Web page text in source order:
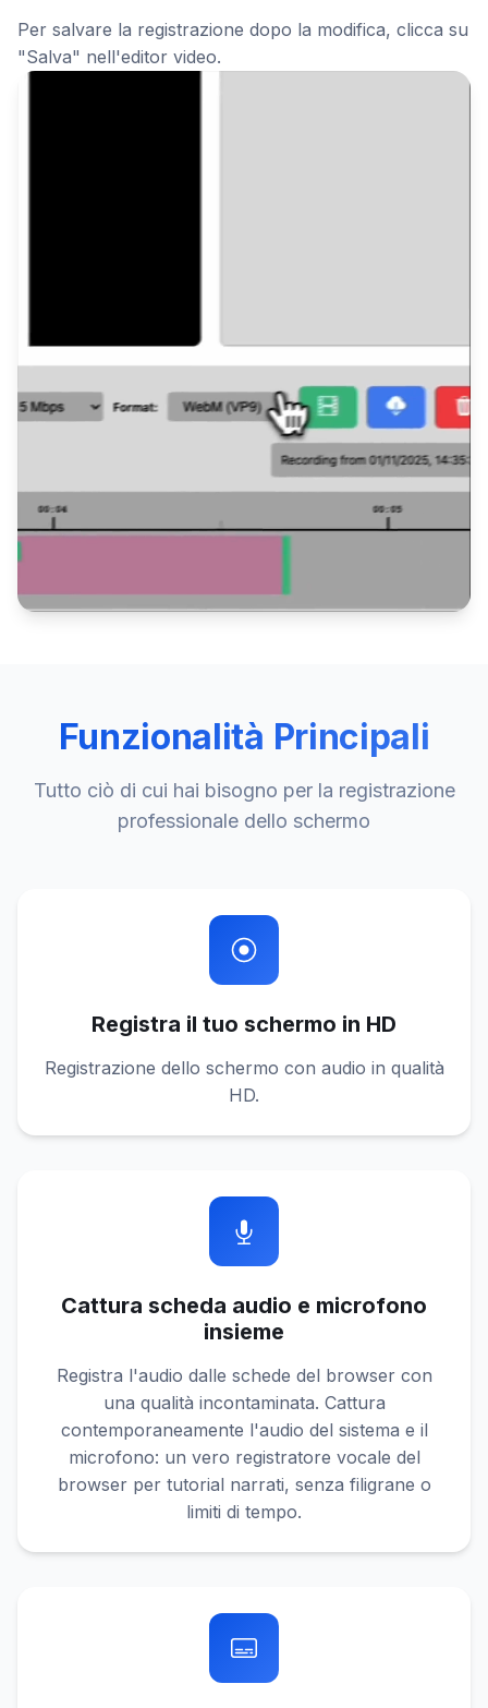
Per salvare la registrazione dopo la modifica, clicca su
"Salva" nell'editor video.
Funzionalità Principali
Tutto ciò di cui hai bisogno per la registrazione
professionale dello schermo
Registra il tuo schermo in HD
Registrazione dello schermo con audio in qualità
HD.
Cattura scheda audio e microfono
insieme
Registra l'audio dalle schede del browser con
una qualità incontaminata. Cattura
contemporaneamente l'audio del sistema e il
microfono: un vero registratore vocale del
browser per tutorial narrati, senza filigrane o
limiti di tempo.